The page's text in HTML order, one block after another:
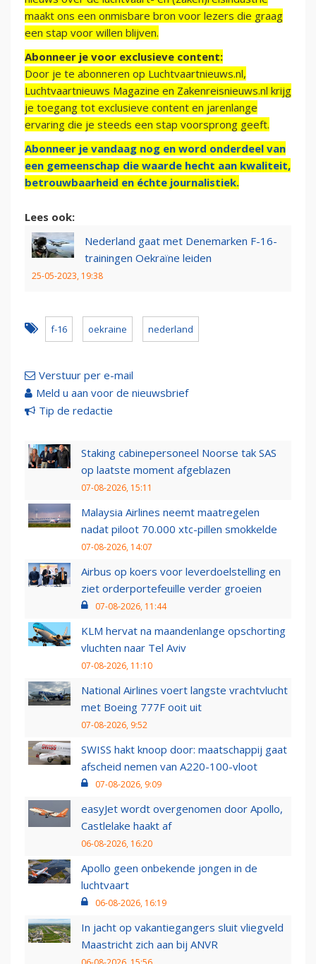
maakt ons een onmisbare bron voor lezers die graag
een stap voor willen blijven.
Abonneer je voor exclusieve content:
Door je te abonneren op Luchtvaartnieuws.nl,
Luchtvaartnieuws Magazine en Zakenreisnieuws.nl krijg
je toegang tot exclusieve content en jarenlange
ervaring die je steeds een stap voorsprong geeft.
Abonneer je vandaag nog en word onderdeel van
een gemeenschap die waarde hecht aan kwaliteit,
betrouwbaarheid en échte journalistiek.
Lees ook:
Nederland gaat met Denemarken F-16-
trainingen Oekraïne leiden
25-05-2023, 19:38
f-16 oekraine nederland
Verstuur per e-mail
Meld u aan voor de nieuwsbrief
Tip de redactie
Staking cabinepersoneel Noorse tak SAS
op laatste moment afgeblazen
07-08-2026, 15:11
Malaysia Airlines neemt maatregelen
nadat piloot 70.000 xtc-pillen smokkelde
07-08-2026, 14:07
Airbus op koers voor leverdoelstelling en
ziet orderportefeuille verder groeien
07-08-2026, 11:44
KLM hervat na maandenlange opschorting
vluchten naar Tel Aviv
07-08-2026, 11:10
National Airlines voert langste vrachtvlucht
met Boeing 777F ooit uit
07-08-2026, 9:52
SWISS hakt knoop door: maatschappij gaat
afscheid nemen van A220-100-vloot
07-08-2026, 9:09
easyJet wordt overgenomen door Apollo,
Castlelake haakt af
06-08-2026, 16:20
Apollo geen onbekende jongen in de
luchtvaart
06-08-2026, 16:19
In jacht op vakantiegangers sluit vliegveld
Maastricht zich aan bij ANVR